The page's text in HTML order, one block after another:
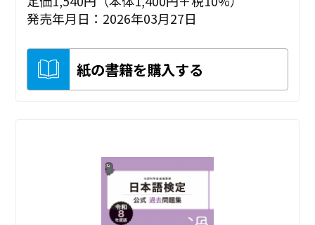
発売年月日：2026年03月27日
紙の書籍を購入する